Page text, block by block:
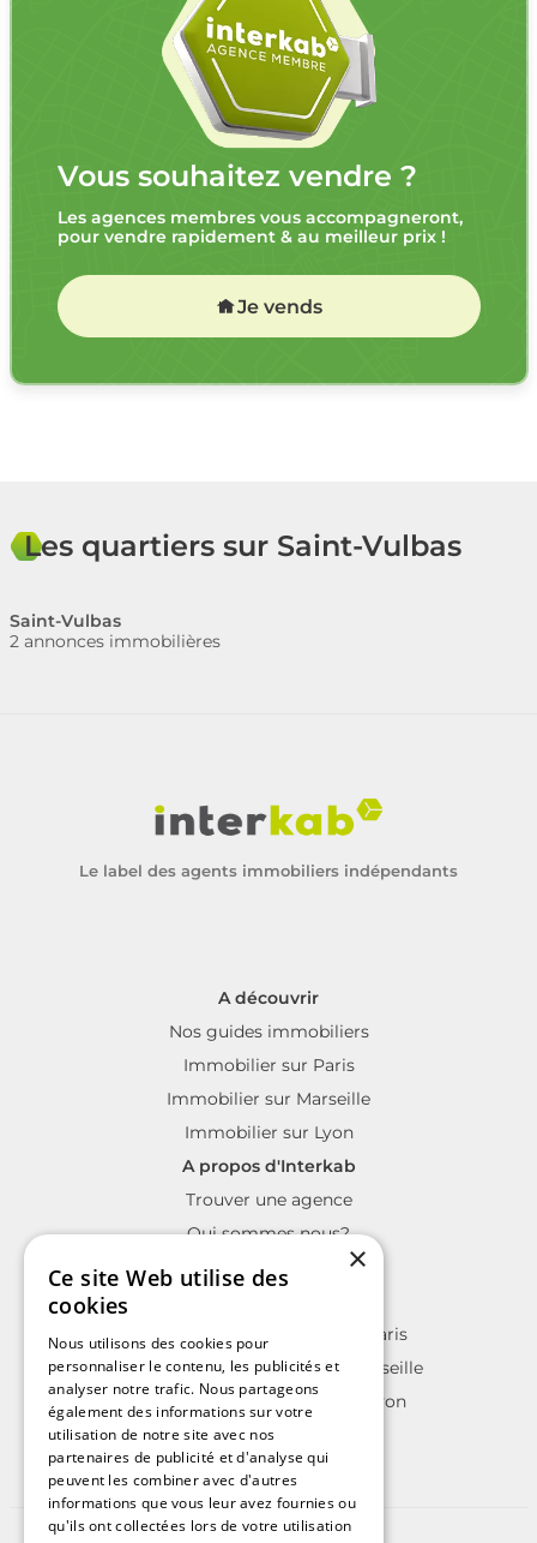
Vous souhaitez vendre ?
Les agences membres vous accompagneront,
pour vendre rapidement & au meilleur prix !
Je vends
Les quartiers sur Saint-Vulbas
Saint-Vulbas
2 annonces immobilières
Le label des agents immobiliers indépendants
A découvrir
Nos guides immobiliers
Immobilier sur Paris
Immobilier sur Marseille
Immobilier sur Lyon
A propos d'Interkab
Trouver une agence
Qui sommes nous?
La charte Interkab
Annonces immobilières sur Paris
Annonces immobilières sur Marseille
Annonces immobilières sur Lyon
×
Ce site Web utilise des
cookies
Nous utilisons des cookies pour
personnaliser le contenu, les publicités et
analyser notre trafic. Nous partageons
également des informations sur votre
utilisation de notre site avec nos
partenaires de publicité et d'analyse qui
peuvent les combiner avec d'autres
informations que vous leur avez fournies ou
qu'ils ont collectées lors de votre utilisation